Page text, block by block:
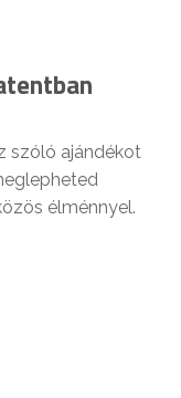
szóló ajándékot
élménnyel.